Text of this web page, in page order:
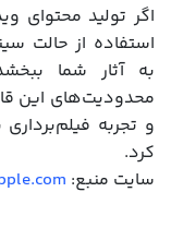
اگر تولید محتوای
استفاده از حالت
به آثار شما
محدودیت‌های این
و تجربه
کرد.
سایت منبع: